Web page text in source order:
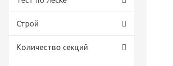
Строй
Количество секций